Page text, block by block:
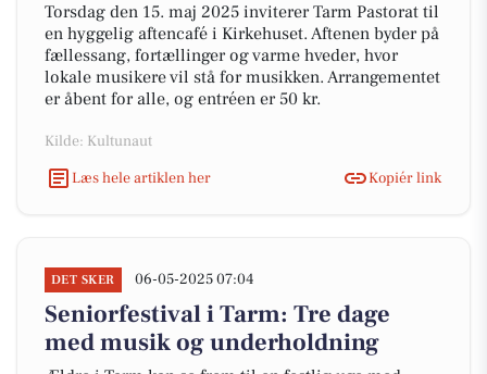
Torsdag den 15. maj 2025 inviterer Tarm Pastorat til
en hyggelig aftencafé i Kirkehuset. Aftenen byder på
fællessang, fortællinger og varme hveder, hvor
lokale musikere vil stå for musikken. Arrangementet
er åbent for alle, og entréen er 50 kr.
Kilde: Kultunaut
Læs hele artiklen her
Kopiér link
DET SKER 06-05-2025 07:04
Seniorfestival i Tarm: Tre dage
med musik og underholdning